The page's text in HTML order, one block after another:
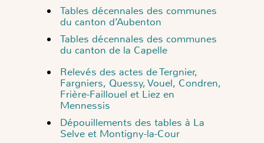
Tables décennales des communes
du canton d’Aubenton
Tables décennales des communes
du canton de la Capelle
Relevés des actes de Tergnier,
Fargniers, Quessy, Vouel, Condren,
Frière-Faillouel et Liez en
Mennessis
Dépouillements des tables à La
Selve et Montigny-la-Cour